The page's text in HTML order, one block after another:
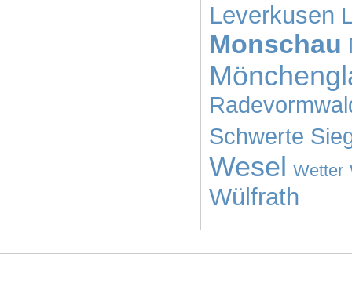
Leverkusen
Monschau
Schwerte
Wesel Wetter
Wülfrath